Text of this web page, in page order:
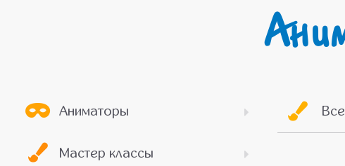
Аниматоры
Мастер классы
Все